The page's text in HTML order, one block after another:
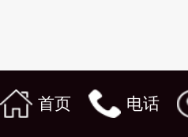
首页 电话